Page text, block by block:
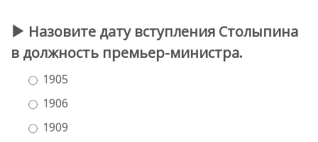
Назовите дату вступления Столыпина
в должность премьер-министра.
1905
1906
1909